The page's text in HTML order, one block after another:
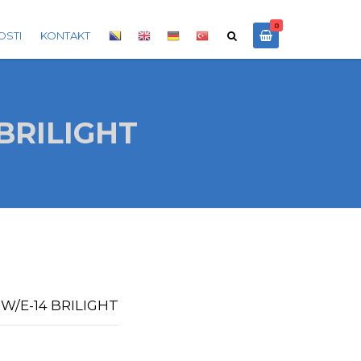
KONTAKT
0
E-14 BRILIGHT